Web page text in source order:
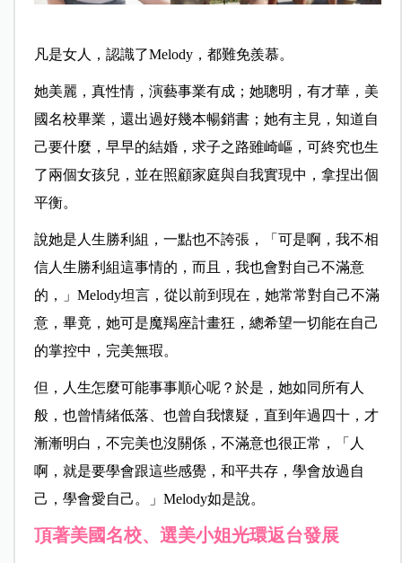
凡是女人，認識了Melody，都難免羨慕。
她美麗，真性情，演藝事業有成；她聰明，有才華，美
國名校畢業，還出過好幾本暢銷書；她有主見，知道自
己要什麼，早早的結婚，求子之路雖崎嶇，可終究也生
了兩個女孩兒，並在照顧家庭與自我實現中，拿捏出個
平衡。
說她是人生勝利組，一點也不誇張，「可是啊，我不相
信人生勝利組這事情的，而且，我也會對自己不滿意
的，」Melody坦言，從以前到現在，她常常對自己不滿
意，畢竟，她可是魔羯座計畫狂，總希望一切能在自己
的掌控中，完美無瑕。
但，人生怎麼可能事事順心呢？於是，她如同所有人
般，也曾情緒低落、也曾自我懷疑，直到年過四十，才
漸漸明白，不完美也沒關係，不滿意也很正常，「人
啊，就是要學會跟這些感覺，和平共存，學會放過自
己，學會愛自己。」Melody如是說。
頂著美國名校、選美小姐光環返台發展